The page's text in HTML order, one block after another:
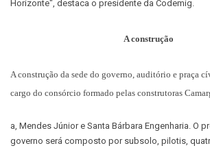
Horizonte", destaca o presidente da Codemig.
A construção
A construção da sede do governo, auditório e praça
cargo do consórcio formado pelas construtoras
a, Mendes Júnior e Santa Bárbara Engenharia. O
governo será composto por subsolo, pilotis,